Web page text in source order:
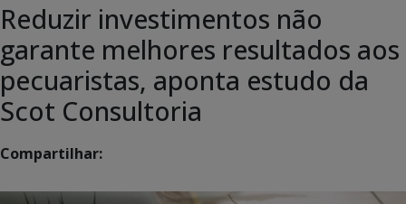
Reduzir investimentos não
garante melhores resultados aos
pecuaristas, aponta estudo da
Scot Consultoria
Compartilhar: